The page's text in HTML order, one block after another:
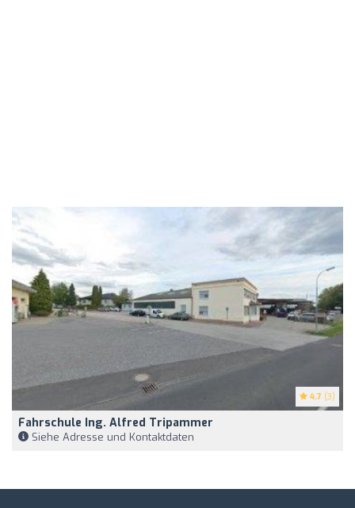
4.7 (3)
Fahrschule Ing. Alfred Tripammer
Siehe Adresse und Kontaktdaten